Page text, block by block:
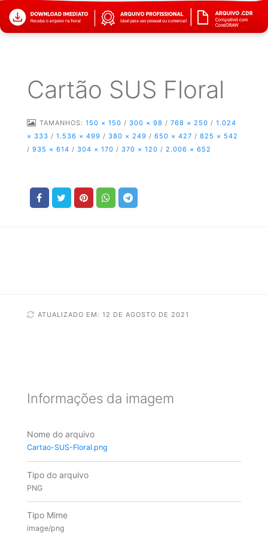
Cartão SUS Floral
TAMANHOS: 150 × 150 / 300 × 98 / 768 × 250 / 1.024
× 333 / 1.536 × 499 / 380 × 249 / 650 × 427 / 825 × 542
/ 935 × 614 / 304 × 170 / 370 × 120 / 2.006 × 652
ATUALIZADO EM: 12 DE AGOSTO DE 2021
Informações da imagem
Nome do arquivo
Cartao-SUS-Floral.png
Tipo do arquivo
PNG
Tipo Mime
image/png